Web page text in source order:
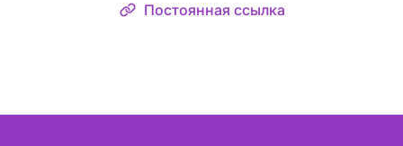
Постоянная ссылка